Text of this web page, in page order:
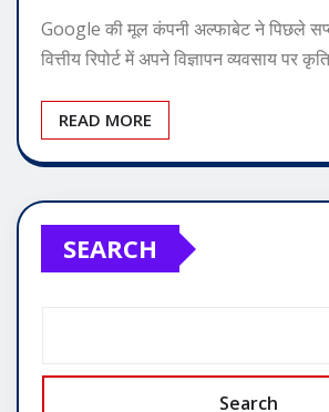
Google की मूल कंपनी अल्फाबेट ने पिछले
वित्तीय रिपोर्ट में अपने विज्ञापन व्यवसाय पर
READ MORE
SEARCH
Search